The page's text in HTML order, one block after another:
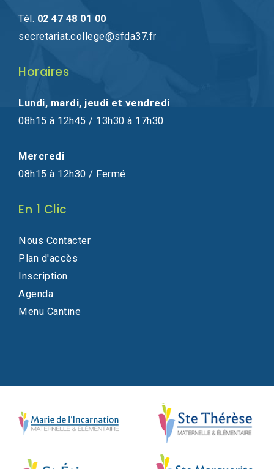
Tél. 02 47 48 01 00
secretariat.college@sfda37.fr
Horaires
Lundi, mardi, jeudi et vendredi
08h15 à 12h45 / 13h30 à 17h30
Mercredi
08h15 à 12h30 / Fermé
En 1 Clic
Nous Contacter
Plan d'accès
Inscription
Agenda
Menu Cantine